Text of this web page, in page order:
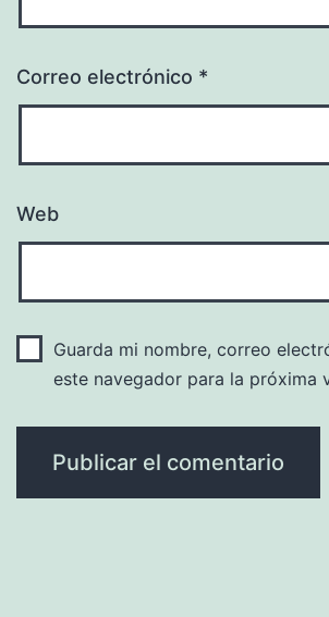
Correo electrónico *
Web
Guarda mi nombre, correo
este navegador para la próxima